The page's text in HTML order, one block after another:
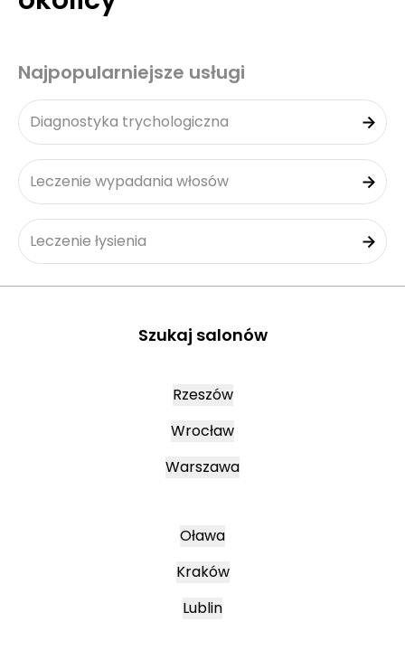
Najpopularniejsze usługi
Diagnostyka trychologiczna
Leczenie wypadania włosów
Leczenie łysienia
Szukaj salonów
Rzeszów
Wrocław
Warszawa
Oława
Kraków
Lublin